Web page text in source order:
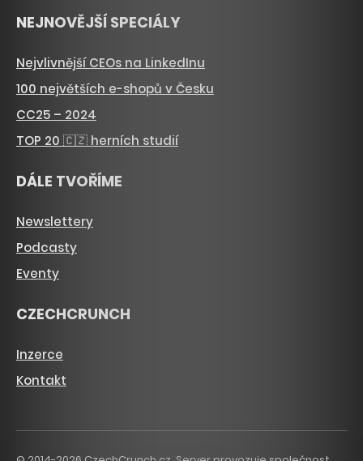
NEJNOVĚJŠÍ SPECIÁLY
Nejvlivnější CEOs na LinkedInu
100 největších e-shopů v Česku
CC25 – 2024
TOP 20 🇨🇿 herních studií
DÁLE TVOŘÍME
Newslettery
Podcasty
Eventy
CZECHCRUNCH
Inzerce
Kontakt